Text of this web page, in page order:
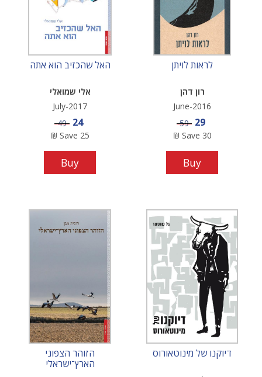
לראות לויתן
רון דהן
June-2016
Sale price
29
Price
59
Save 30
₪
Buy
האל שהכזיב הוא אתה
אלי שמואלי
July-2017
Sale price
24
Price
49
Save 25
₪
Buy
דיוקנו של מינוטאורוס
הזוהר הצפוני
הארץ־ישראלי